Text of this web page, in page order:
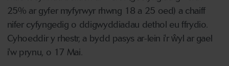
25% ar gyfer myfyrwyr rhwng 18 a 25 oed) a chaiff
nifer cyfyngedig o ddigwyddiadau dethol eu ffrydio.
Cyhoeddir y rhestr, a bydd pasys ar-lein i'r ŵyl ar gael
i'w prynu, o 17 Mai.